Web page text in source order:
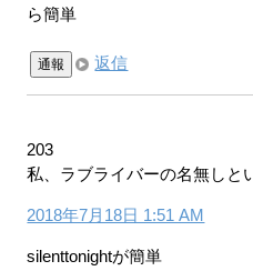
ら簡単
通報 返信
203
私、ラブライバーの名無しと
2018年7月18日 1:51 AM
silenttonightが簡単